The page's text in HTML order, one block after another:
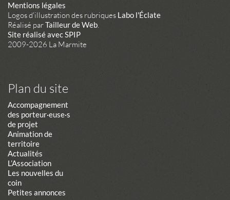
Mentions légales
Logos d'illustration des rubriques Labo l'Éclate
Réalisé parTailleur de Web.
Site réalisé avec SPIP
2009-2026 La Marmite
Plan du site
Accompagnement
des porteur·euse·s
de projet
Animation de
territoire
Actualités
L’Association
Les nouvelles du
coin
Petites annonces